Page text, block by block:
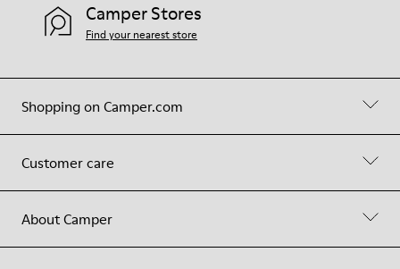
Shopping on Camper.com
Customer care
About Camper
Camper Stores
Find your nearest store